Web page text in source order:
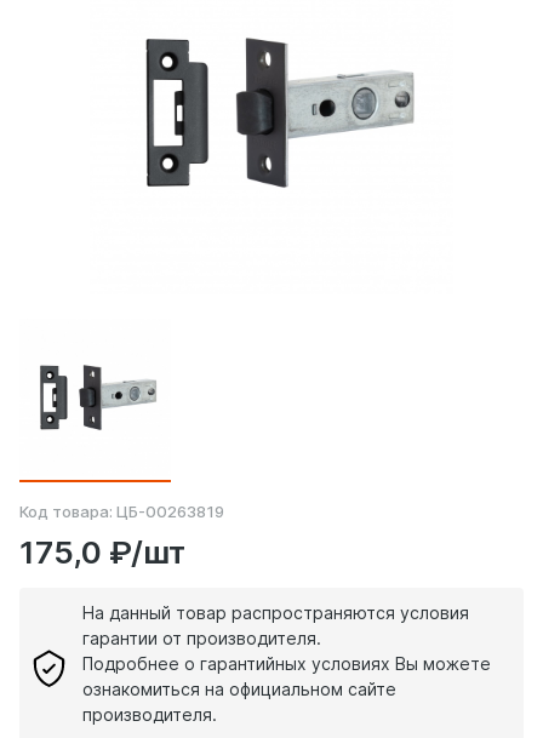
Код товара: ЦБ-00263819
175,0 ₽/шт
На данный товар распространяются условия
гарантии от производителя.
Подробнее о гарантийных условиях Вы можете
ознакомиться на официальном сайте
производителя.